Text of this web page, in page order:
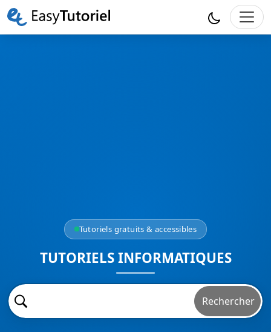
Tutoriels gratuits & accessibles
TUTORIELS INFORMATIQUES
Rechercher